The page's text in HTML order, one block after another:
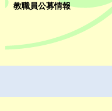
教職員公募情報